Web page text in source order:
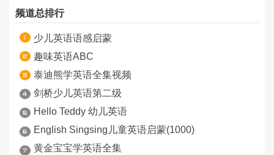
频道总排行
少儿英语语感启蒙
趣味英语ABC
泰迪熊学英语全集视频
剑桥少儿英语第二级
Hello Teddy 幼儿英语
English Singsing儿童英语启蒙(1000)
黄金宝宝学英语全集